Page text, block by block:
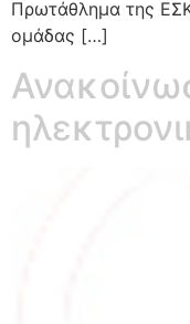
Πρωτάθλημα της
ομάδας […]